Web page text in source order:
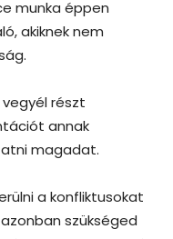
munka éppen
akiknek nem
részt
annak
magadat.
a konfliktusokat
szükséged